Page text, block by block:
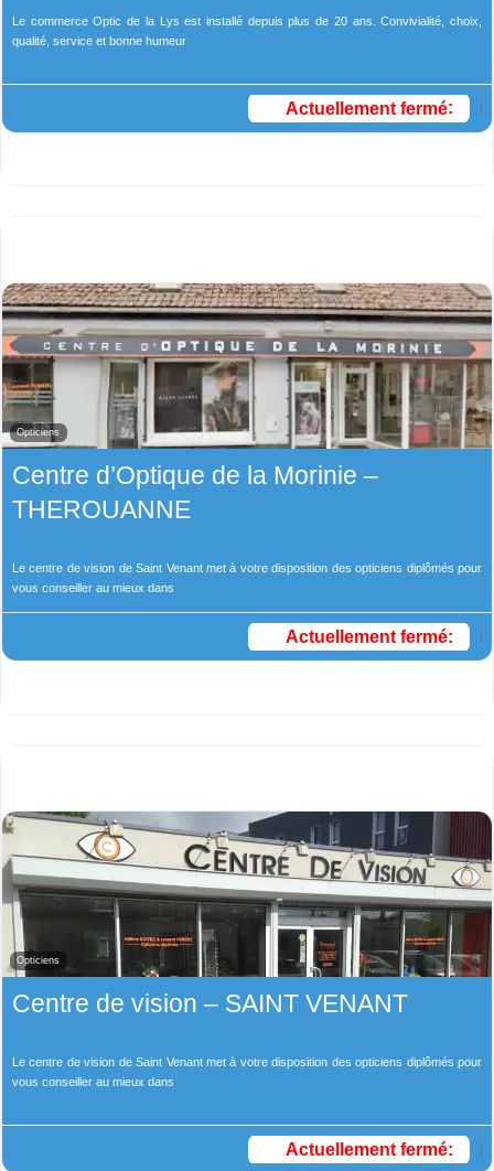
Le commerce Optic de la Lys est installé depuis plus de 20 ans. Convivialité, choix,
qualité, service et bonne humeur
Actuellement fermé:
Opticiens
Centre d’Optique de la Morinie –
THEROUANNE
Le centre de vision de Saint Venant met à votre disposition des opticiens diplômés pour
vous conseiller au mieux dans
Actuellement fermé:
Opticiens
Centre de vision – SAINT VENANT
Le centre de vision de Saint Venant met à votre disposition des opticiens diplômés pour
vous conseiller au mieux dans
Actuellement fermé: